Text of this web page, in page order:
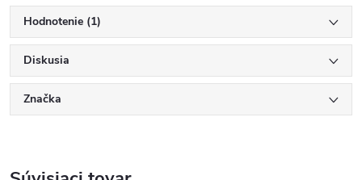
Hodnotenie (1)
Diskusia
Značka